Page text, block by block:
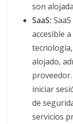
son
SaaS:
accesible
alojado,
iniciar
de
servicios